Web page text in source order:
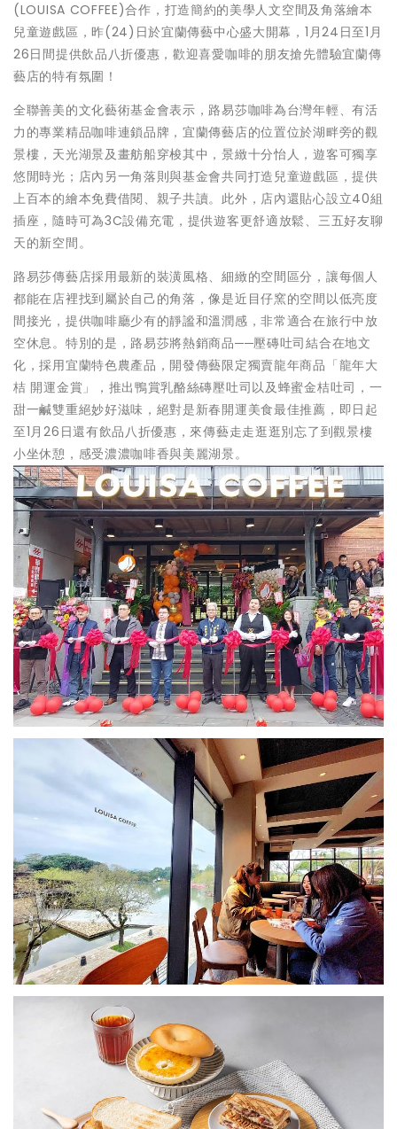
(LOUISA COFFEE)合作，打造簡約的美學人文空間及角落繪本
兒童遊戲區，昨(24)日於宜蘭傳藝中心盛大開幕，1月24日至1月
26日間提供飲品八折優惠，歡迎喜愛咖啡的朋友搶先體驗宜蘭傳
藝店的特有氛圍！
全聯善美的文化藝術基金會表示，路易莎咖啡為台灣年輕、有活
力的專業精品咖啡連鎖品牌，宜蘭傳藝店的位置位於湖畔旁的觀
景樓，天光湖景及畫舫船穿梭其中，景緻十分怡人，遊客可獨享
悠閒時光；店內另一角落則與基金會共同打造兒童遊戲區，提供
上百本的繪本免費借閱、親子共讀。此外，店內還貼心設立40組
插座，隨時可為3C設備充電，提供遊客更舒適放鬆、三五好友聊
天的新空間。
路易莎傳藝店採用最新的裝潢風格、細緻的空間區分，讓每個人
都能在店裡找到屬於自己的角落，像是近目仔窯的空間以低亮度
間接光，提供咖啡廳少有的靜謐和溫潤感，非常適合在旅行中放
空休息。特別的是，路易莎將熱銷商品──壓磚吐司結合在地文
化，採用宜蘭特色農產品，開發傳藝限定獨賣龍年商品「龍年大
桔 開運金賞」，推出鴨賞乳酪絲磚壓吐司以及蜂蜜金桔吐司，一
甜一鹹雙重絕妙好滋味，絕對是新春開運美食最佳推薦，即日起
至1月26日還有飲品八折優惠，來傳藝走走逛逛別忘了到觀景樓
小坐休憩，感受濃濃咖啡香與美麗湖景。